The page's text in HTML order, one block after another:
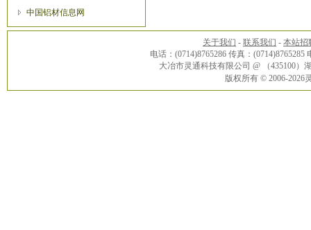
中国铝材信息网
关于我们 - 联系我们 - 本站招
电话：(0714)8765286 传真：(0714)8765285
大冶市灵通科技有限公司 @ （435100
版权所有 © 2006-2026